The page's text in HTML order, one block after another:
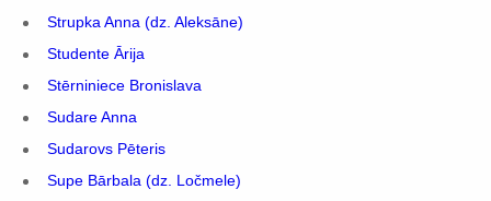
Strupka Anna (dz. Aleksāne)
Studente Ārija
Stērniniece Bronislava
Sudare Anna
Sudarovs Pēteris
Supe Bārbala (dz. Ločmele)